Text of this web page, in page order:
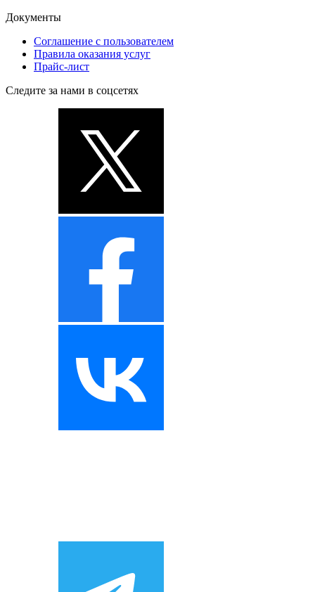
Документы
Соглашение с пользователем
Правила оказания услуг
Прайс-лист
Следите за нами в соцсетях